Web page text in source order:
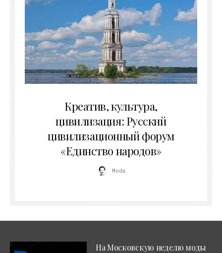
Креатив, культура,
цивилизация: Русский
цивилизационный форум
«Единство народов»
Moda
На Московскую неделю моды